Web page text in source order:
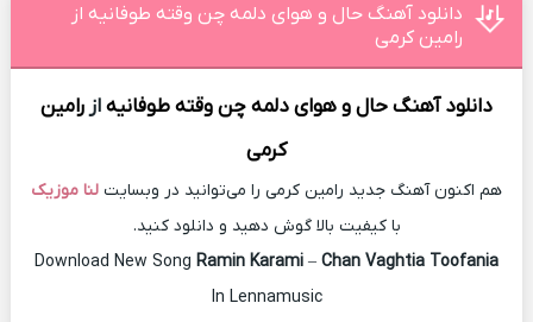
دانلود آهنگ حال و هوای دلمه چن وقته طوفانیه از
رامین کرمی
دانلود آهنگحال و هوای دلمه چن وقته طوفانیهازرامین
کرمی
هم اکنون آهنگ جدید رامین کرمی را می‌توانید در وبسایت لنا موزیک
با کیفیت بالا گوش دهید و دانلود کنید.
Download New Song Ramin Karami – Chan Vaghtia Toofania
In Lennamusic